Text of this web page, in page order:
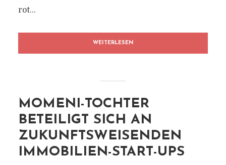
rot...
WEITERLESEN
MOMENI-TOCHTER
BETEILIGT SICH AN
ZUKUNFTSWEISENDEN
IMMOBILIEN-START-UPS